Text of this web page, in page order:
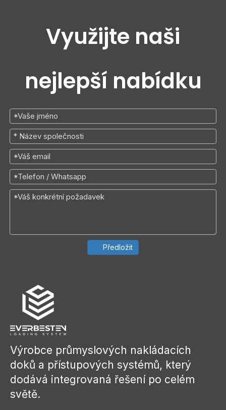
Využijte naši
nejlepší nabídku
Předložit
Výrobce průmyslových nakládacích
doků a přístupových systémů, který
dodává integrovaná řešení po celém
světě.